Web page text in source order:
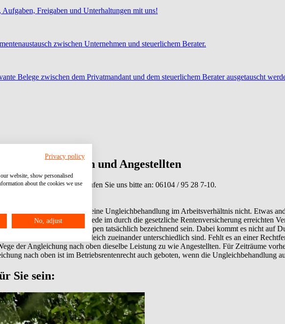
Freigaben und Unterhaltungen mit uns!
zwischen Unternehmen und steuerlichem Berater.
Belege zwischen dem Privatmandant und dem steuerlichem Berater ausgetauscht
von Arbeitern und Angestellten
sind die Informationen rufen Sie uns bitte an: 06104 / 95 28 7-10.
und Angestellten rechtfertigt eine Ungleichbehandlung im Arbeitsverhältnis nicht. Etwas
Dabei ist das Ziel, Unterschiede im durch die gesetzliche Rentenversicherung erreichten
für die Gruppen tatsächlich bezeichnend sein. Dabei kommt es nicht auf
homogen und im Vergleich zueinander unterschiedlich sind. Fehlt es an einer
der Angleichung nach oben dieselbe Leistung zu wie Angestellten. Für Zeiträume
nach oben ist im Betriebsrentenrecht auch geboten, wenn die Ungleichbehandlung
Sie sein:
Privacy policy
website, show personalised
about the cookies we use
No, adjust